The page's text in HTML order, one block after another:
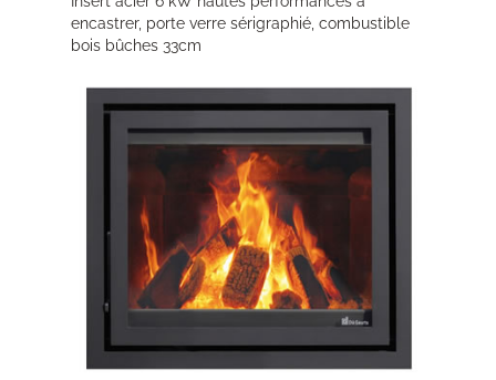
encastrer, porte verre sérigraphié, combustible
bois bûches 33cm